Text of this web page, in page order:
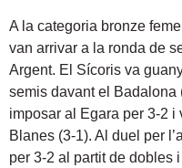
A la categoria bronze
van arrivar a la ronda de
Argent. El Sícoris va
semis davant el Badalona
imposar al Egara per 3-2 i
Blanes (3-1). Al duel per
per 3-2 al partit de dobles